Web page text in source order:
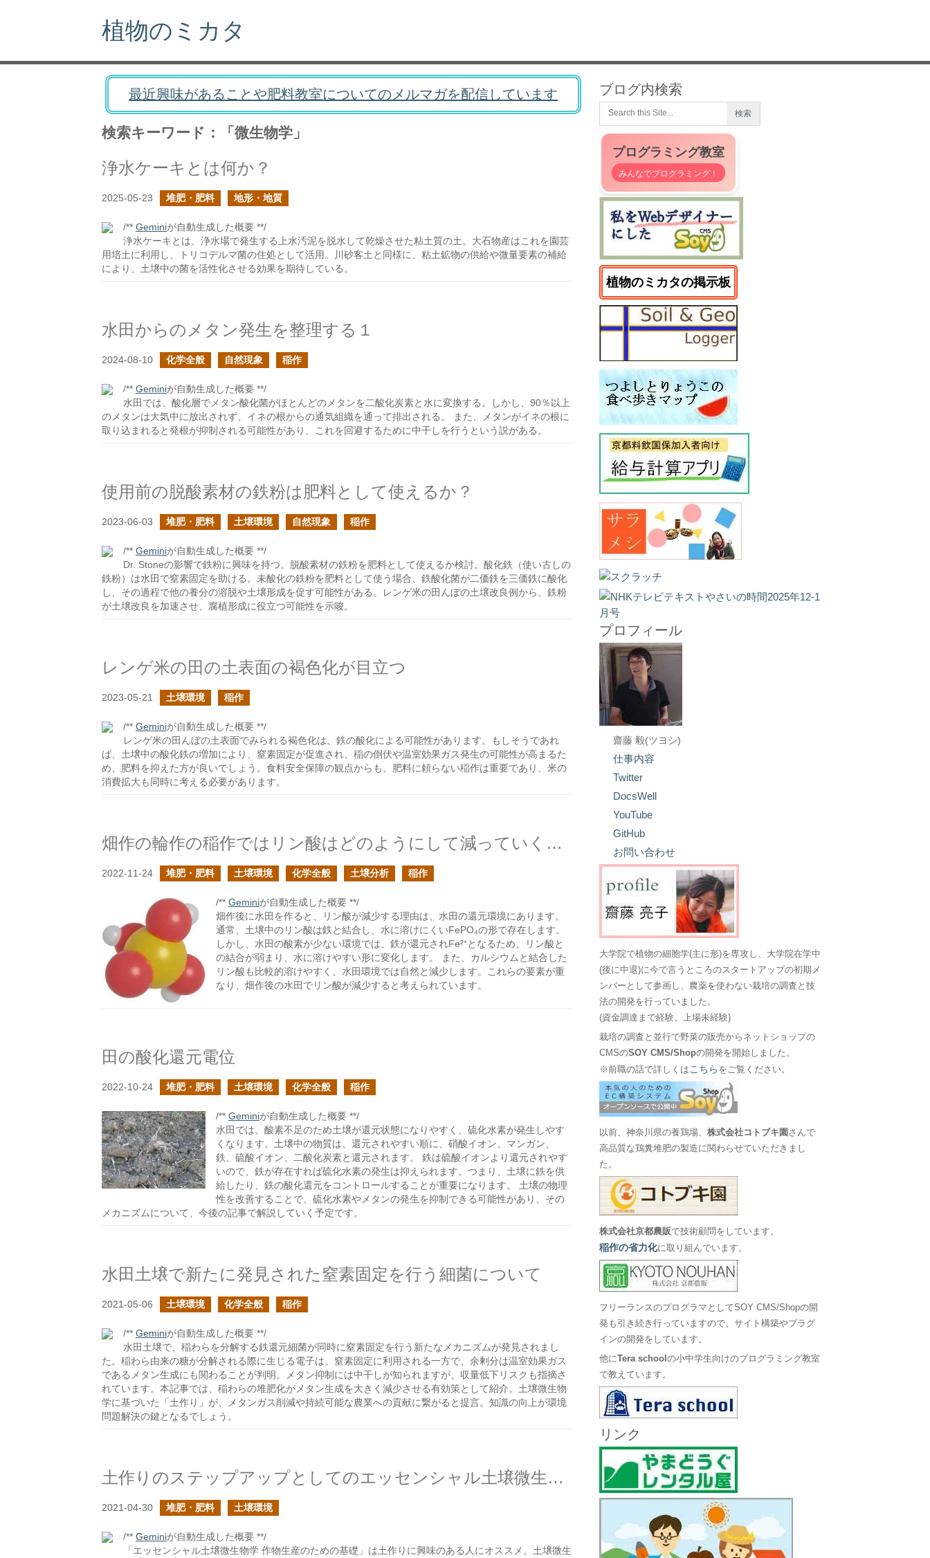
植物のミカタ
最近興味があることや肥料教室についてのメルマガを配信しています
検索キーワード：「微生物学」
浄水ケーキとは何か？
2025-05-23 堆肥・肥料 地形・地質
/** Geminiが自動生成した概要 **/
浄水ケーキとは、浄水場で発生する上水汚泥を脱水して乾燥させた粘土質の土。大石物産はこれを園芸
用培土に利用し、トリコデルマ菌の住処として活用。川砂客土と同様に、粘土鉱物の供給や微量要素の補給
により、土壌中の菌を活性化させる効果を期待している。
水田からのメタン発生を整理する１
2024-08-10 化学全般 自然現象 稲作
/** Geminiが自動生成した概要 **/
水田では、酸化層でメタン酸化菌がほとんどのメタンを二酸化炭素と水に変換する。しかし、90％以上
のメタンは大気中に放出されず、イネの根からの通気組織を通って排出される。 また、メタンがイネの根に
取り込まれると発根が抑制される可能性があり、これを回避するために中干しを行うという説がある。
使用前の脱酸素材の鉄粉は肥料として使えるか？
2023-06-03 堆肥・肥料 土壌環境 自然現象 稲作
/** Geminiが自動生成した概要 **/
Dr. Stoneの影響で鉄粉に興味を持つ。脱酸素材の鉄粉を肥料として使えるか検討。酸化鉄（使い古しの
鉄粉）は水田で窒素固定を助ける。未酸化の鉄粉を肥料として使う場合、鉄酸化菌が二価鉄を三価鉄に酸化
し、その過程で他の養分の溶脱や土壌形成を促す可能性がある。レンゲ米の田んぼの土壌改良例から、鉄粉
が土壌改良を加速させ、腐植形成に役立つ可能性を示唆。
レンゲ米の田の土表面の褐色化が目立つ
2023-05-21 土壌環境 稲作
/** Geminiが自動生成した概要 **/
レンゲ米の田んぼの土表面でみられる褐色化は、鉄の酸化による可能性があります。もしそうであれ
ば、土壌中の酸化鉄の増加により、窒素固定が促進され、稲の倒伏や温室効果ガス発生の可能性が高まるた
め、肥料を抑えた方が良いでしょう。食料安全保障の観点からも、肥料に頼らない稲作は重要であり、米の
消費拡大も同時に考える必要があります。
畑作の輪作の稲作ではリン酸はどのようにして減っていくのか？
2022-11-24 堆肥・肥料 土壌環境 化学全般 土壌分析 稲作
/** Geminiが自動生成した概要 **/
畑作後に水田を作ると、リン酸が減少する理由は、水田の還元環境にあります。
通常、土壌中のリン酸は鉄と結合し、水に溶けにくいFePO₄の形で存在します。
しかし、水田の酸素が少ない環境では、鉄が還元されFe²⁺となるため、リン酸と
の結合が弱まり、水に溶けやすい形に変化します。 また、カルシウムと結合した
リン酸も比較的溶けやすく、水田環境では自然と減少します。これらの要素が重
なり、畑作後の水田でリン酸が減少すると考えられています。
田の酸化還元電位
2022-10-24 堆肥・肥料 土壌環境 化学全般 稲作
/** Geminiが自動生成した概要 **/
水田では、酸素不足のため土壌が還元状態になりやすく、硫化水素が発生しやす
くなります。土壌中の物質は、還元されやすい順に、硝酸イオン、マンガン、
鉄、硫酸イオン、二酸化炭素と還元されます。 鉄は硫酸イオンより還元されやす
いので、鉄が存在すれば硫化水素の発生は抑えられます。つまり、土壌に鉄を供
給したり、鉄の酸化還元をコントロールすることが重要になります。 土壌の物理
性を改善することで、硫化水素やメタンの発生を抑制できる可能性があり、その
メカニズムについて、今後の記事で解説していく予定です。
水田土壌で新たに発見された窒素固定を行う細菌について
2021-05-06 土壌環境 化学全般 稲作
/** Geminiが自動生成した概要 **/
水田土壌で、稲わらを分解する鉄還元細菌が同時に窒素固定を行う新たなメカニズムが発見されまし
た。稲わら由来の糖が分解される際に生じる電子は、窒素固定に利用される一方で、余剰分は温室効果ガス
であるメタン生成にも関わることが判明。メタン抑制には中干しが知られますが、収量低下リスクも指摘さ
れています。本記事では、稲わらの堆肥化がメタン生成を大きく減少させる有効策として紹介。土壌微生物
学に基づいた「土作り」が、メタンガス削減や持続可能な農業への貢献に繋がると提言。知識の向上が環境
問題解決の鍵となるでしょう。
土作りのステップアップとしてのエッセンシャル土壌微生物学を薦める
2021-04-30 堆肥・肥料 土壌環境
/** Geminiが自動生成した概要 **/
「エッセンシャル土壌微生物学 作物生産のための基礎」は土作りに興味のある人にオススメ。土壌微生
ブログ内検索
プログラミング教室
みんなでプログラミング！
植物のミカタの掲示板
プロフィール
齋藤 毅(ツヨシ)
仕事内容
Twitter
DocsWell
YouTube
GitHub
お問い合わせ
大学院で植物の細胞学(主に形)を専攻し、大学院在学中
(後に中退)に今で言うところのスタートアップの初期メ
ンバーとして参画し、農薬を使わない栽培の調査と技
法の開発を行っていました。
(資金調達まで経験。上場未経験)
栽培の調査と並行で野菜の販売からネットショップの
CMSのSOY CMS/Shopの開発を開始しました。
※前職の話で詳しくは こちら をご覧ください。
以前、神奈川県の養鶏場、株式会社コトブキ園 さんで
高品質な鶏糞堆肥の製造に関わらせていただきまし
た。
株式会社京都農販で技術顧問をしています。
稲作の省力化に取り組んでいます。
フリーランスのプログラマとしてSOY CMS/Shopの開
発も引き続き行っていますので、サイト構築やプラグ
インの開発をしています。
他にTera schoolの小中学生向けのプログラミング教室
で教えています。
リンク